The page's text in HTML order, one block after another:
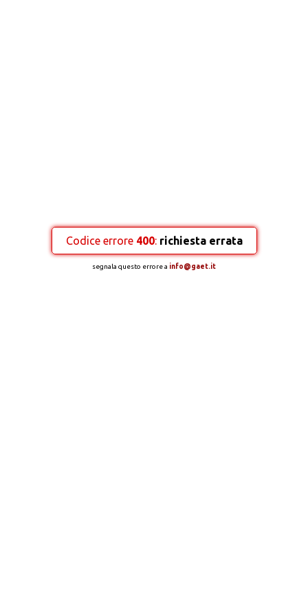
Codice errore 400: richiesta errata
segnala questo errore a info@gaet.it